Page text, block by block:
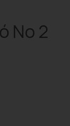
Νο 2